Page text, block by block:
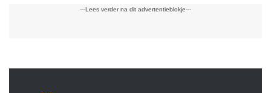
---Lees verder na dit advertentieblokje---